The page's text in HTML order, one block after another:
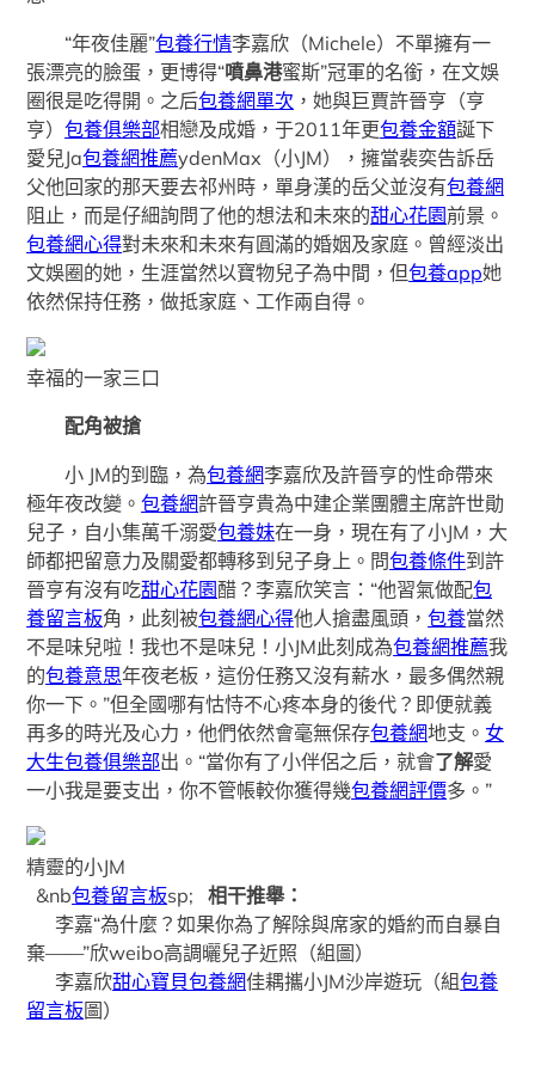
“年夜佳麗”包養行情李嘉欣（Michele）不單擁有一
張漂亮的臉蛋，更博得“噴鼻港蜜斯”冠軍的名銜，在文娛
圈很是吃得開。之后包養網單次 ，她與巨賈許晉亨（亨
亨）包養俱樂部相戀及成婚，于2011年更包養金額誕下
愛兒Ja包養網推薦ydenMax（小JM），擁當裴奕告訴岳
父他回家的那天要去祁州時，單身漢的岳父並沒有包養網
阻止，而是仔細詢問了他的想法和未來的甜心花園前景。
包養網心得對未來和未來有圓滿的婚姻及家庭。曾經淡出
文娛圈的她，生涯當然以寶物兒子為中間，但包養app她
依然保持任務，做抵家庭、工作兩自得。
幸福的一家三口
配角被搶
小 JM的到臨，為包養網李嘉欣及許晉亨的性命帶來
極年夜改變。包養網許晉亨貴為中建企業團體主席許世勛
兒子，自小集萬千溺愛包養妹在一身，現在有了小JM，大
師都把留意力及關愛都轉移到兒子身上。問包養條件到許
晉亨有沒有吃甜心花園醋？李嘉欣笑言：“他習氣做配包
養留言板角，此刻被包養網心得他人搶盡風頭，包養當然
不是味兒啦！我也不是味兒！小JM此刻成為包養網推薦我
的包養意思年夜老板，這份任務又沒有薪水，最多偶然親
你一下。”但全國哪有怙恃不心疼本身的後代？即便就義
再多的時光及心力，他們依然會毫無保存包養網地支。 女
大生包養俱樂部出。“當你有了小伴侶之后，就會了解愛
一小我是要支出，你不管帳較你獲得幾包養網評價多。”
精靈的小JM
&nb包養留言板sp;相干推舉：
李嘉“為什麼？如果你為了解除與席家的婚約而自暴自
棄——”欣weibo高調曬兒子近照（組圖）
李嘉欣甜心寶貝包養網佳耦攜小JM沙岸遊玩（組包養
留言板圖）